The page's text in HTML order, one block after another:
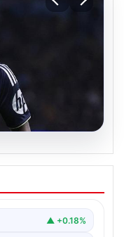
geleceğini
Real▲ +0.18%